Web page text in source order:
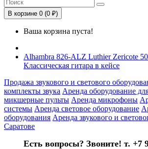
В корзине 0 (0 ₽)
Ваша корзина пуста!
Alhambra 826-ALZ Luthier Zericote
Классическая гитара в кейсе
Продажа звукового и светового
комплекты звука Аренда оборудование
микшерные пульты Аренда микрофоны
системы Аренда световое оборудование
оборудования Аренда звукового и
Саратове
Есть вопросы? Звоните! т. +7